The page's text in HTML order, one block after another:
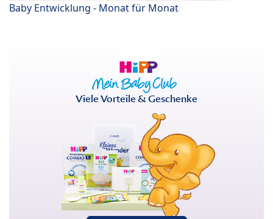
Baby Entwicklung - Monat für Monat
Viele Vorteile & Geschenke